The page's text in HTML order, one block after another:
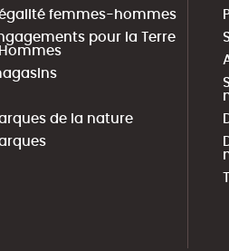
femmes-hommes
pour la Terre
de la nature